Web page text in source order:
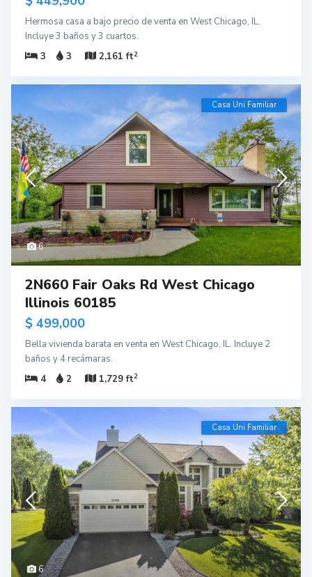
Hermosa casa a bajo precio de venta en West Chicago, IL.
Incluye 3 baños y 3 cuartos.
3
3 2,161 ft2
6
Casa Uni Familiar
2N660 Fair Oaks Rd West Chicago
Illinois 60185
$ 499,000
Bella vivienda barata en venta en West Chicago, IL. Incluye 2
baños y 4 recámaras.
4
2 1,729 ft2
6
Casa Uni Familiar